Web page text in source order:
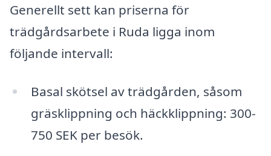
Generellt sett kan priserna för
trädgårdsarbete i Ruda ligga inom
följande intervall:
Basal skötsel av trädgården, såsom
gräsklippning och häckklippning: 300-
750 SEK per besök.